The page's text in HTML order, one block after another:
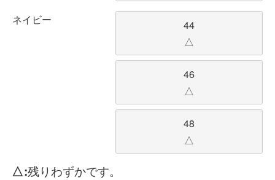
ネイビー
44
△
46
△
48
△
△ 残りわずかです。